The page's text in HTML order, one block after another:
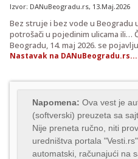
Izvor: DANuBeogradu.rs, 13.Maj.2026
Bez struje i bez vode u Beogradu
potrošači u pojedinim ulicama ili…
Beogradu, 14. maj 2026. se
Nastavak na DANuBeogradu.rs...
Napomena: Ova vest je
(softverski) preuzeta sa
Nije preneta ručno, niti
uredništva portala
automatski, računajući na